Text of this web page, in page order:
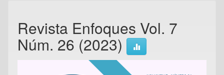
Revista Enfoques Vol. 7
Núm. 26 (2023)